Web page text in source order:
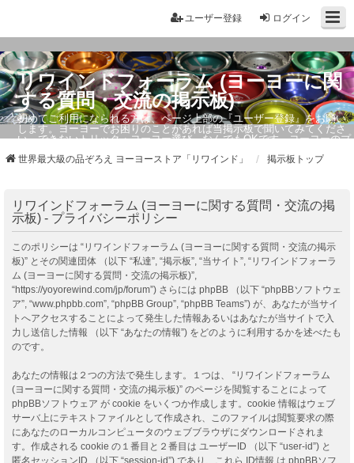
ログイン
ユーザー登録
リワインドフォーラム (ヨーヨーに関
する質問・交流の掲示板)
初めてご利用になられる方は、ページ上部の『ユーザー登録』をお願い
します。ヨーヨーでお困りのことがあれば当掲示板で聞いてみてくださ
い。できないトリック・ヨーヨー選び、なんでもOKです。ヨーヨーのプ
世界最大級の品ぞろえ ヨーヨーストア「リワインド」 掲示板トップ
リワインドフォーラム (ヨーヨーに関する質問・交流の掲
示板) - プライバシーポリシー
このポリシーは “リワインドフォーラム (ヨーヨーに関する質問・交流の掲示
板)” とその関連団体 （以下 “私達”, “掲示板”, “当サイト”, “リワインドフォーラ
ム (ヨーヨーに関する質問・交流の掲示板)”,
“https://yoyorewind.com/jp/forum”) さらには phpBB （以下 “phpBBソフトウェ
ア”, “www.phpbb.com”, “phpBB Group”, “phpBB Teams”) が、あなたが当サイ
トへアクセスすることによって発生した情報あるいはあなたが当サイトで入
力し送信した情報 （以下 “あなたの情報”) をどのように利用するかを述べたも
のです。
あなたの情報は２つの方法で発生します。１つは、 “リワインドフォーラム
(ヨーヨーに関する質問・交流の掲示板)” のページを閲覧することによって
phpBBソフトウェア が cookie をいくつか作成します。cookie 情報はウェブ
サーバ上にテキストファイルとして作成され、このファイルは閲覧要求の際
にあなたのローカルコンピュータのウェブブラウザにダウンロードされま
す。作成される cookie の１番目と２番目は ユーザーID （以下 “user-id”) と
匿名セッションID （以下 “session-id”) であり、これら ID情報 は phpBBソフ